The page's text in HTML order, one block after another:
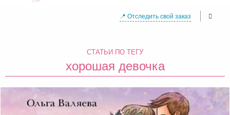
📍 Отследить свой заказ
СТАТЬИ ПО ТЕГУ
хорошая девочка